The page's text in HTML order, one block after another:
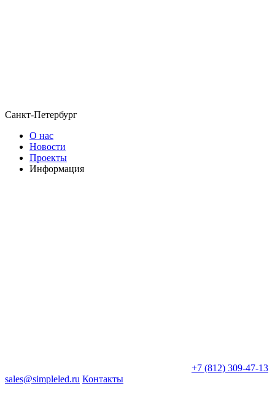
Санкт-Петербург
О нас
Новости
Проекты
Информация
+7 (812) 309-47-13
sales@simpleled.ru Контакты